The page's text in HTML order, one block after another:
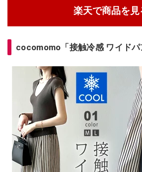
楽天で商品を見
cocomomo「接触冷感 ワイドパ